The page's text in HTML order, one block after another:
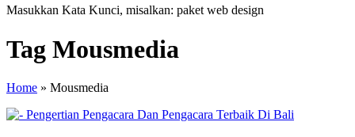
Masukkan Kata Kunci, misalkan: paket web design
Tag Mousmedia
Home » Mousmedia